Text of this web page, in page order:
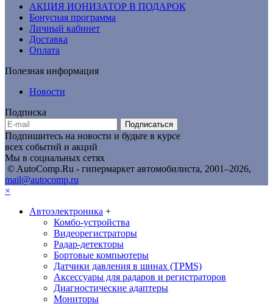
АКЦИЯ ИОНИЗАТОР В ПОДАРОК
Бонусная программа
Личный кабинет
Доставка
Оплата
Полезная информация
Новости
Подписка
Подписаться
Подпишитесь на новости и будьте в курсе
всех событий и акций
Мы в социальных сетях
© AutoComp.Ru - гипермаркет автомобилиста, 2001–2026,
mail@autocomp.ru
×
Автоэлектроника +
Комбо-устройства
Видеорегистраторы
Радар-детекторы
Бортовые компьютеры
Датчики давления в шинах (TPMS)
Аксессуары для радаров и регистраторов
Диагностические адаптеры
Мониторы